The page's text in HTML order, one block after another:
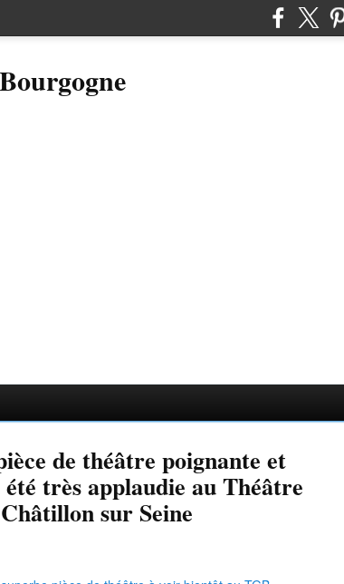
de théâtre poignante et
très applaudie au Théâtre
sur Seine